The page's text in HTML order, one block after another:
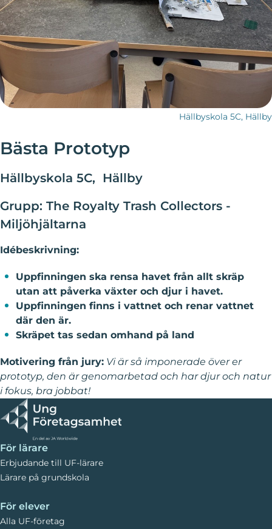
Hällbyskola 5C, Hällby
Bästa Prototyp
Hällbyskola 5C, Hällby
Grupp: The Royalty Trash Collectors -
Miljöhjältarna
Idébeskrivning:
Uppfinningen ska rensa havet från allt skräp
utan att påverka växter och djur i havet.
Uppfinningen finns i vattnet och renar vattnet
där den är.
Skräpet tas sedan omhand på land
Motivering från jury: Vi är så imponerade över er
prototyp, den är genomarbetad och har djur och natur
i fokus, bra jobbat!
För lärare
Erbjudande till UF-lärare
Lärare på grundskola
För elever
Alla UF-företag